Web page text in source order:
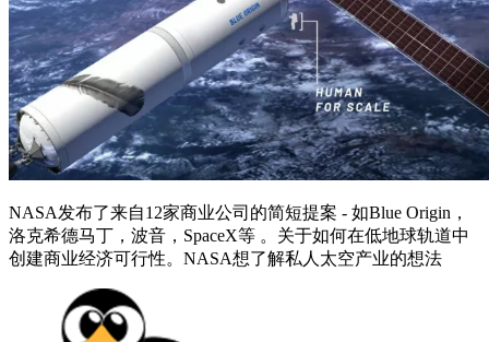
NASA发布了来自12家商业公司的简短提案 - 如Blue Origin，
洛克希德马丁，波音，SpaceX等 。关于如何在低地球轨道中
创建商业经济可行性。NASA想了解私人太空产业的想法